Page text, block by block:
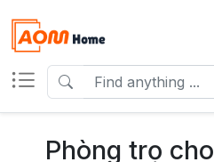
Phòng trọ